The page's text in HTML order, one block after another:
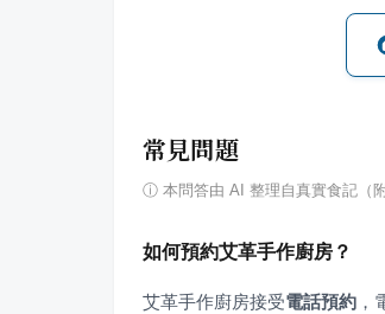
常見問題
ⓘ 本問答由 AI 整理自真實食記（
如何預約艾革手作廚房？
艾革手作廚房接受電話預約 ，